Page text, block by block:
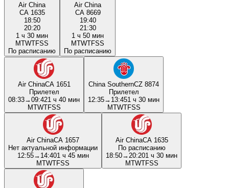
Air China
CA 1635
18:50
20:20
1 ч 30 мин
MTWTFSS
По расписанию
Air China
CA 8669
19:40
21:30
1 ч 50 мин
MTWTFSS
По расписанию
Air ChinaCA 1651
Прилетел
08:33→09:421 ч 40 мин
MTWTFSS
China SouthernCZ 8874
Прилетел
12:35→ 13:451 ч 30 мин
MTWTFSS
Air ChinaCA 1657
Нет актуальной информации
12:55→ 14:401 ч 45 мин
MTWTFSS
Air ChinaCA 1635
По расписанию
18:50→ 20:201 ч 30 мин
MTWTFSS